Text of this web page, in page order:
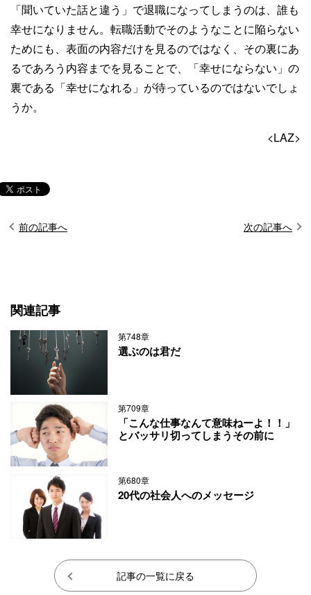
「聞いていた話と違う」で退職になってしまうのは、誰も
幸せになりません。転職活動でそのようなことに陥らない
ためにも、表面の内容だけを見るのではなく、その裏にあ
るであろう内容までを見ることで、「幸せにならない」の
裏である「幸せになれる」が待っているのではないでしょ
うか。
<LAZ>
前の記事へ 次の記事へ
関連記事
第748章
選ぶのは君だ
第709章
「こんな仕事なんて意味ねーよ！！」
とバッサリ切ってしまうその前に
第680章
20代の社会人へのメッセージ
記事の一覧に戻る